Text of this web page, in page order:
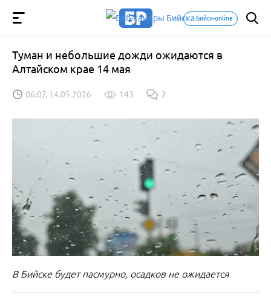
Бийск-online
Туман и небольшие дожди ожидаются в
Алтайском крае 14 мая
06:07, 14.05.2026 143 2
В Бийске будет пасмурно, осадков не ожидается